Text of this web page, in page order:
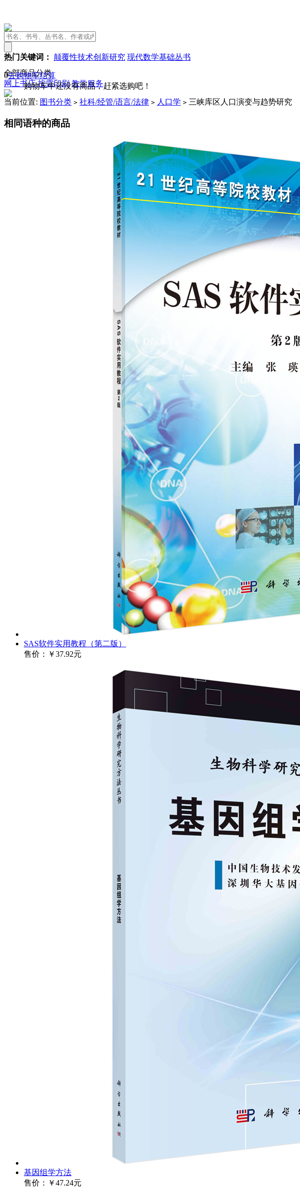
热门关键词： 颠覆性技术创新研究 现代数学基础丛书
0去购物车结算
购物车中还没有商品，赶紧选购吧！
全部商品分类
网上书店按需印刷 教学服务
当前位置: 图书分类 > 社科/经管/语言/法律 > 人口学 > 三峡库区人口演变与趋势研究
相同语种的商品
SAS软件实用教程（第二版）
售价：
￥37.92元
基因组学方法
售价：
￥47.24元